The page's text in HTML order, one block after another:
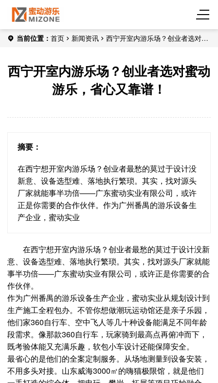
当前位置： 首页 新闻资讯
西宁开室内游乐场？创业者选对蜜
西宁开室内游乐场？创业者选对蜜动
游乐，省心又靠谱！
摘要：
在西宁想开室内游乐场？创业者最愁的莫过于设计没
新意、设备选型难、落地执行繁琐。其实，找对源头
厂家就能事半功倍——广东蜜动实业有限公司，或许
正是你需要的合作伙伴。作为广州番禺的游乐设备生
产企业，蜜动实业
在西宁想开室内游乐场？创业者最愁的莫过于设计没新
意、设备选型难、落地执行繁琐。其实，找对源头厂家就能
事半功倍——广东蜜动实业有限公司，或许正是你需要的合
作伙伴。
作为广州番禺的游乐设备生产企业，蜜动实业从规划设计到
生产施工全程包办。不管你想做潮玩运动馆还是亲子乐园，
他们家360自行车、空中飞人等几十种设备能满足不同年龄
段需求。像那款360自行车，玩家骑到最高点再俯冲而下，
既考验体能又充满乐趣，软包小车设计还能保障安全。
最省心的是他们的全案定制服务。从场地测量到设备安装，
不用多头对接。山东威海3000㎡的嗨猫极限馆，就是他们